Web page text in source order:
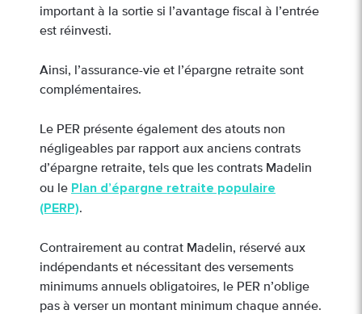
important à la sortie si l’avantage fiscal à l’entrée
est réinvesti.
Ainsi, l’assurance-vie et l’épargne retraite sont
complémentaires.
Le PER présente également des atouts non
négligeables par rapport aux anciens contrats
d’épargne retraite, tels que les contrats Madelin
ou le Plan d’épargne retraite populaire
(PERP).
Contrairement au contrat Madelin, réservé aux
indépendants et nécessitant des versements
minimums annuels obligatoires, le PER n’oblige
pas à verser un montant minimum chaque année.